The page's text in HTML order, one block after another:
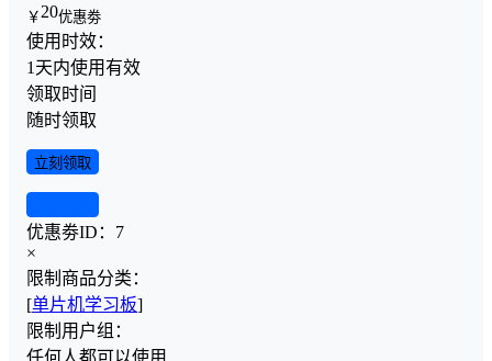
￥ 20优惠劵
使用时效：
1天内使用有效
领取时间
随时领取
立刻领取
优惠劵ID： 7
×
限制商品分类：
[单片机学习板]
限制用户组：
任何人都可以使用